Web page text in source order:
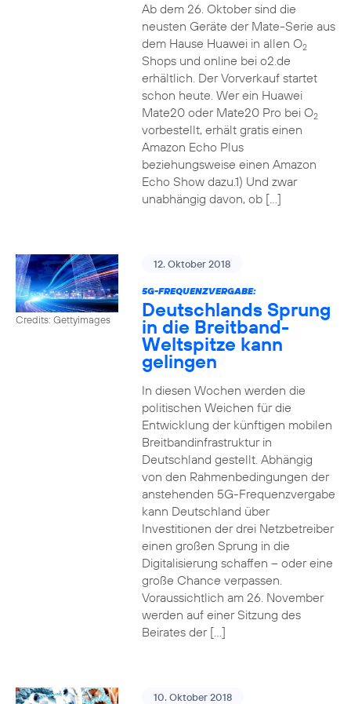
Ab dem 26. Oktober sind die
neusten Geräte der Mate-Serie aus
dem Hause Huawei in allen O2
Shops und online bei o2.de
erhältlich. Der Vorverkauf startet
schon heute. Wer ein Huawei
Mate20 oder Mate20 Pro bei O2
vorbestellt, erhält gratis einen
Amazon Echo Plus
beziehungsweise einen Amazon
Echo Show dazu.1) Und zwar
unabhängig davon, ob […]
Credits: Gettyimages
12. Oktober 2018
5G-FREQUENZVERGABE:
Deutschlands Sprung
in die Breitband-
Weltspitze kann
gelingen
In diesen Wochen werden die
politischen Weichen für die
Entwicklung der künftigen mobilen
Breitbandinfrastruktur in
Deutschland gestellt. Abhängig
von den Rahmenbedingungen der
anstehenden 5G-Frequenzvergabe
kann Deutschland über
Investitionen der drei Netzbetreiber
einen großen Sprung in die
Digitalisierung schaffen – oder eine
große Chance verpassen.
Voraussichtlich am 26. November
werden auf einer Sitzung des
Beirates der […]
10. Oktober 2018